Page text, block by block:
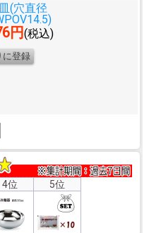
(穴直径
円(税込)
4位 5位